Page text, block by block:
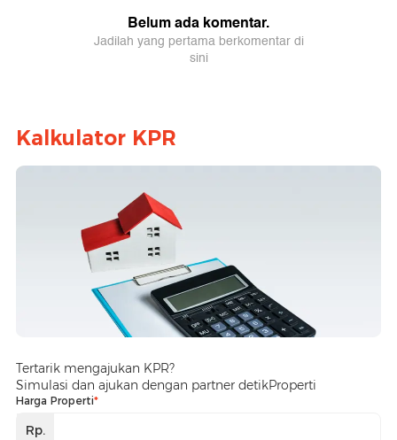
Kalkulator KPR
Tertarik mengajukan KPR?
Simulasi dan ajukan dengan partner detikProperti
Harga Properti*
Rp.